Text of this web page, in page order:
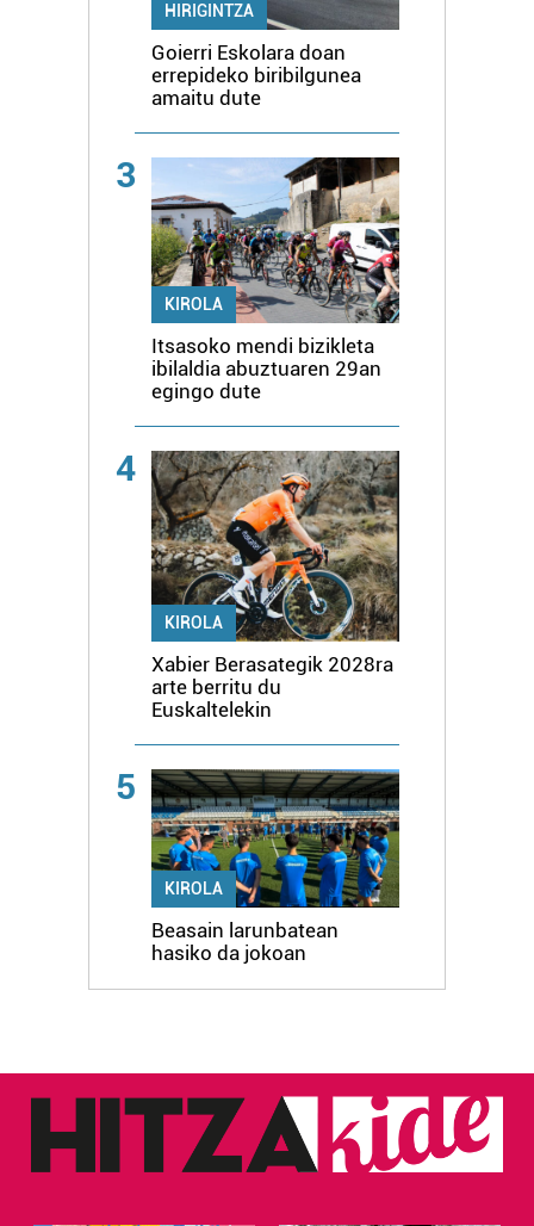
HIRIGINTZA
Goierri Eskolara doan
errepideko biribilgunea
amaitu dute
3
KIROLA
Itsasoko mendi bizikleta
ibilaldia abuztuaren 29an
egingo dute
4
KIROLA
Xabier Berasategik 2028ra
arte berritu du
Euskaltelekin
5
KIROLA
Beasain larunbatean
hasiko da jokoan